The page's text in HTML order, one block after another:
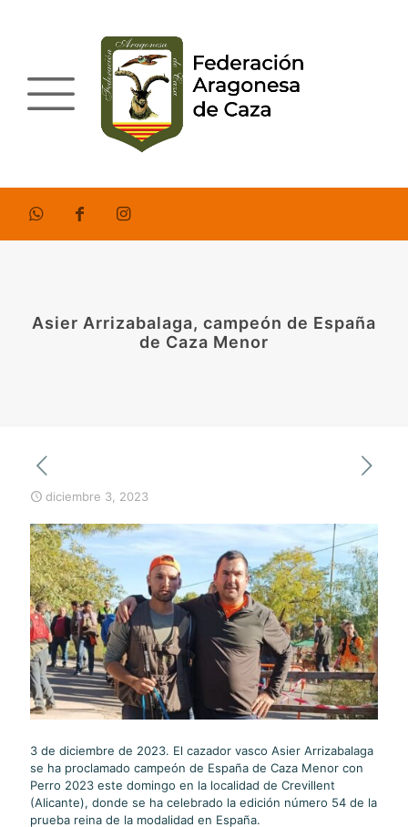
Asier Arrizabalaga, campeón de España
de Caza Menor
diciembre 3, 2023
3 de diciembre de 2023. El cazador vasco Asier Arrizabalaga
se ha proclamado campeón de España de Caza Menor con
Perro 2023 este domingo en la localidad de Crevillent
(Alicante), donde se ha celebrado la edición número 54 de la
prueba reina de la modalidad en España.